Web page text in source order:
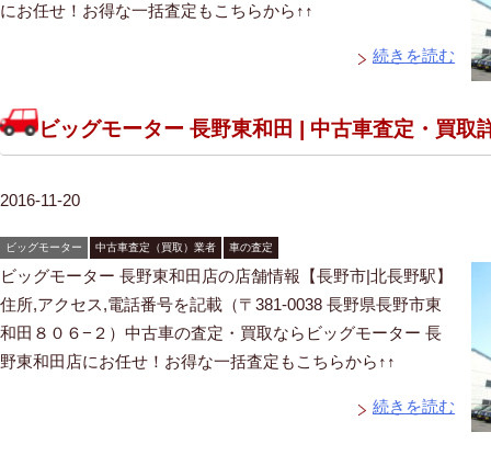
にお任せ！お得な一括査定もこちらから↑↑
続きを読む
ビッグモーター 長野東和田 | 中古車査定・買取
2016-11-20
ビッグモーター 中古車査定（買取）業者 車の査定
ビッグモーター 長野東和田店の店舗情報【長野市|北長野駅】
住所,アクセス,電話番号を記載（〒381-0038 長野県長野市東
和田８０６−２）中古車の査定・買取ならビッグモーター 長
野東和田店にお任せ！お得な一括査定もこちらから↑↑
続きを読む